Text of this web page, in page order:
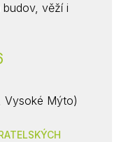
věží i
Vysoké Mýto)